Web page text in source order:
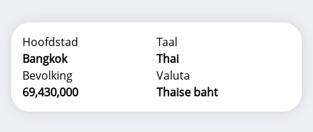
Hoofdstad
Bangkok
Taal
Thai
Bevolking
69,430,000
Valuta
Thaise baht